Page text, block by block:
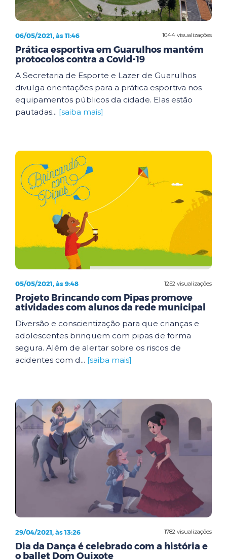
1044 visualizações
06/05/2021, às 11:46
Prática esportiva em Guarulhos mantém
protocolos contra a Covid-19
A Secretaria de Esporte e Lazer de Guarulhos
divulga orientações para a prática esportiva nos
equipamentos públicos da cidade. Elas estão
pautadas... [saiba mais]
1252 visualizações
05/05/2021, às 9:48
Projeto Brincando com Pipas promove
atividades com alunos da rede municipal
Diversão e conscientização para que crianças e
adolescentes brinquem com pipas de forma
segura. Além de alertar sobre os riscos de
acidentes com d... [saiba mais]
1782 visualizações
29/04/2021, às 13:26
Dia da Dança é celebrado com a história e
o ballet Dom Quixote